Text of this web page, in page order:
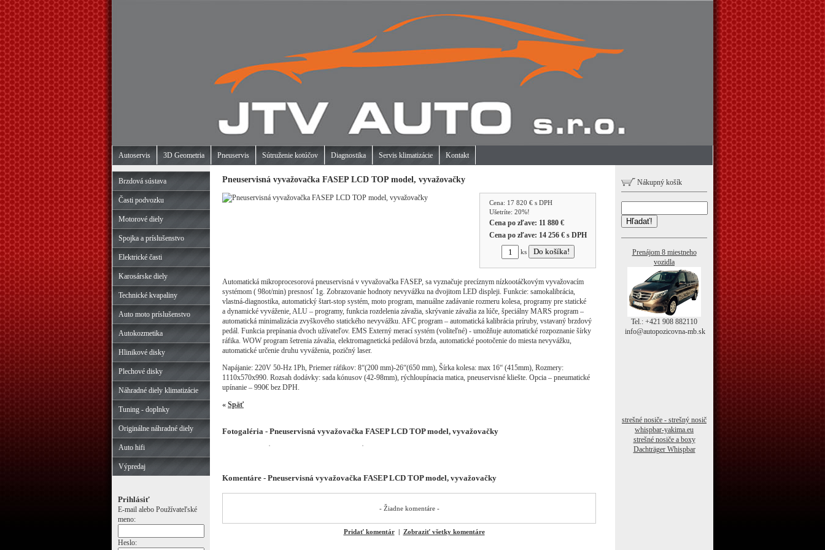
Autoservis 3D Geometria Pneuservis Sútruženie kotúčov Diagnostika Servis klimatizácie Kontakt
Brzdová sústava
Časti podvozku
Motorové diely
Spojka a príslušenstvo
Elektrické časti
Karosárske diely
Technické kvapaliny
Auto moto príslušenstvo
Autokozmetika
Hlinikové disky
Plechové disky
Náhradné diely klimatizácie
Tuning - doplnky
Originálne náhradné diely
Auto hifi
Výpredaj
Prihlásiť
E-mail alebo Používateľské
meno:
Heslo:
Pneuservisná vyvažovačka FASEP LCD TOP model, vyvažovačky
Cena: 17 820 €s DPH
Ušetríte: 20%!
Cena po zľave: 11 880 €
Cena po zľave: 14 256 €s DPH
ks
Automatická mikroprocesorová pneuservisná v vyvažovačka FASEP, sa vyznačuje precíznym nízkootáčkovým vyvažovacím
systémom ( 98ot/min) presnosť 1g. Zobrazovanie hodnoty nevyvážku na dvojitom LED displeji. Funkcie: samokalibrácia,
vlastná-diagnostika, automatický štart-stop systém, moto program, manuálne zadávanie rozmeru kolesa, programy pre statické
a dynamické vyváženie, ALU – programy, funkcia rozdelenia závažia, skrývanie závažia za lúče, špeciálny MARS program –
automatická minimalizácia zvyškového statického nevyvážku. AFC program – automatická kalibrácia príruby, vstavaný brzdový
pedál. Funkcia prepínania dvoch užívateľov. EMS Externý merací systém (voliteľné) - umožňuje automatické rozpoznanie šírky
ráfika. WOW program šetrenia závažia, elektromagnetická pedálová brzda, automatické pootočenie do miesta nevyvážku,
automatické určenie druhu vyváženia, pozičný laser.
Napájanie: 220V 50-Hz 1Ph, Priemer ráfikov: 8“(200 mm)-26“(650 mm), Šírka kolesa: max 16“ (415mm), Rozmery:
1110x570x990. Rozsah dodávky: sada kónusov (42-98mm), rýchloupínacia matica, pneuservisné kliešte. Opcia – pneumatické
upínanie – 990€ bez DPH.
« Späť
Fotogaléria - Pneuservisná vyvažovačka FASEP LCD TOP model, vyvažovačky
Komentáre - Pneuservisná vyvažovačka FASEP LCD TOP model, vyvažovačky
- Žiadne komentáre -
Pridať komentár| Zobraziť všetky komentáre
Nákupný košík
Hľadať!
Prenájom 8 miestneho
vozidla
Tel.: +421 908 882110
info@autopozicovna-mb.sk
strešné nosiče - strešný nosič
whispbar-yakima.eu
strešné nosiče a boxy
Dachträger Whispbar